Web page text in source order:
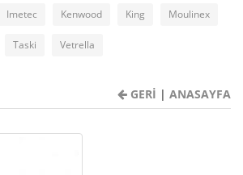
Imetec Kenwood King Moulinex
Taski Vetrella
GERİ | ANASAYFA